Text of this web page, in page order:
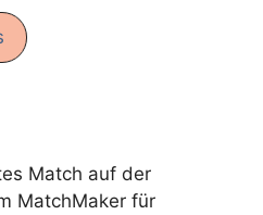
Match auf der
MatchMaker für